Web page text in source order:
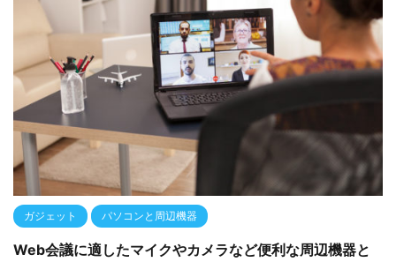
ガジェット パソコンと周辺機器
Web会議に適したマイクやカメラなど便利な周辺機器と